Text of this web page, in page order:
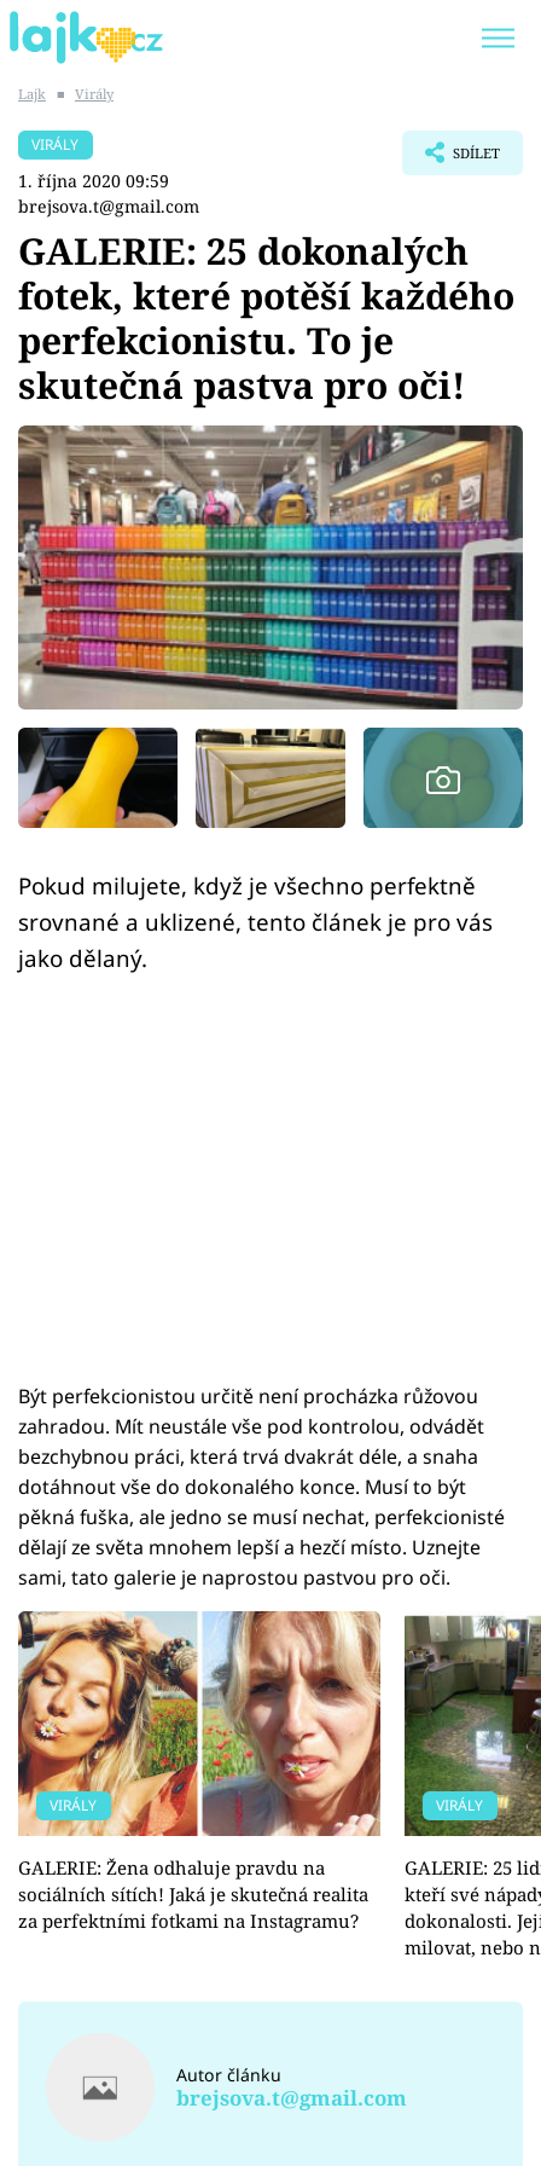
SHOPAHOLICADEL
Témata
Showbyznys
Youtubeři
Virály
Sex a vztahy
Videa
Sledujte prima+
Přihlášení
Sledujte nás
Lajk ■ Virály
VIRÁLY
1. října 2020 09:59
brejsova.t@gmail.com
SDÍLET
GALERIE: 25 dokonalých
fotek, které potěší každého
perfekcionistu. To je
skutečná pastva pro oči!
Pokud milujete, když je všechno perfektně
srovnané a uklizené, tento článek je pro vás
jako dělaný.
Být perfekcionistou určitě není procházka růžovou
zahradou. Mít neustále vše pod kontrolou, odvádět
bezchybnou práci, která trvá dvakrát déle, a snaha
dotáhnout vše do dokonalého konce. Musí to být
pěkná fuška, ale jedno se musí nechat, perfekcionisté
dělají ze světa mnohem lepší a hezčí místo. Uznejte
sami, tato galerie je naprostou pastvou pro oči.
VIRÁLY
GALERIE: Žena odhaluje pravdu na
sociálních sítích! Jaká je skutečná realita
za perfektními fotkami na Instagramu?
VIRÁLY
GALERIE: 25
kteří své
dokonalosti.
milovat, nebo
Autor článku
brejsova.t@gmail.com